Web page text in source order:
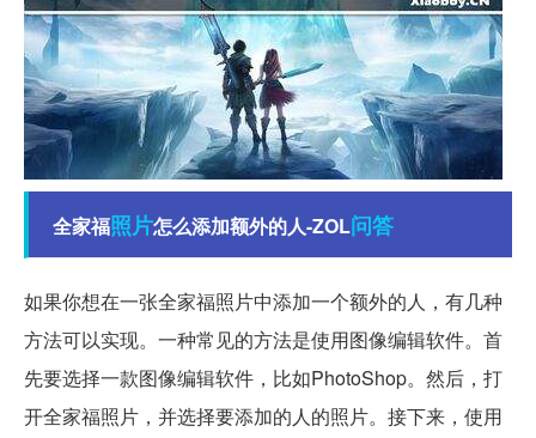
全家福照片怎么添加额外的人-ZOL问答
如果你想在一张全家福照片中添加一个额外的人，有几种
方法可以实现。一种常见的方法是使用图像编辑软件。首
先要选择一款图像编辑软件，比如PhotoShop。然后，打
开全家福照片，并选择要添加的人的照片。接下来，使用